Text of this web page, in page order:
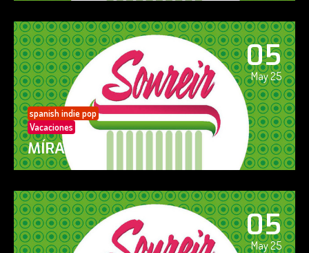
05
May 25
spanish indie pop
Vacaciones
MÍRAME
05
May 25